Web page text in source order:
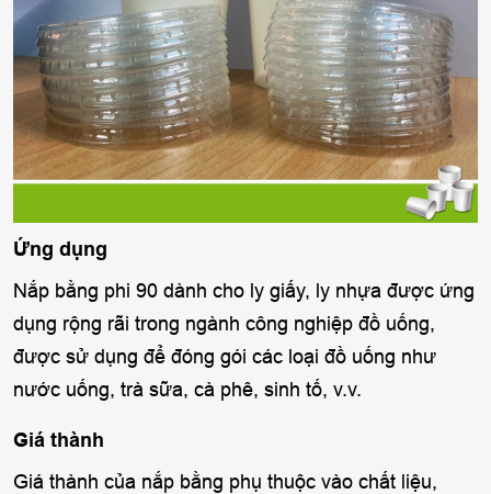
Ứng dụng
Nắp bằng phi 90 dành cho ly giấy, ly nhựa được ứng
dụng rộng rãi trong ngành công nghiệp đồ uống,
được sử dụng để đóng gói các loại đồ uống như
nước uống, trà sữa, cà phê, sinh tố, v.v.
Giá thành
Giá thành của nắp bằng phụ thuộc vào chất liệu,